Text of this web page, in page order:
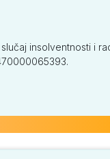
insolventnosti i